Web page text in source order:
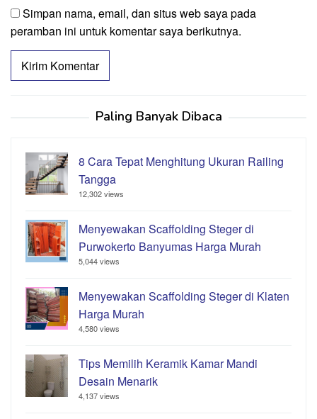
Simpan nama, email, dan situs web saya pada
peramban ini untuk komentar saya berikutnya.
Paling Banyak Dibaca
8 Cara Tepat Menghitung Ukuran Railing
Tangga
12,302 views
Menyewakan Scaffolding Steger di
Purwokerto Banyumas Harga Murah
5,044 views
Menyewakan Scaffolding Steger di Klaten
Harga Murah
4,580 views
Tips Memilih Keramik Kamar Mandi
Desain Menarik
4,137 views